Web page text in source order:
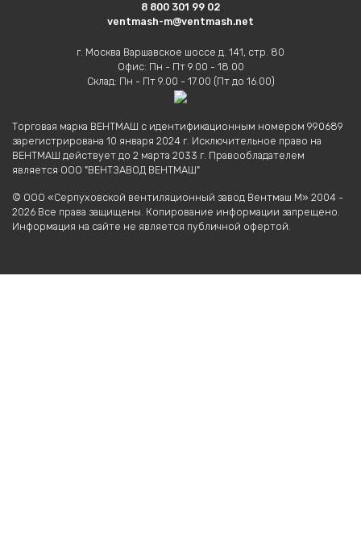
8 800 301 99 02
ventmash-m@ventmash.net
г. Москва Варшавское шоссе д. 141, стр. 80
Офис: Пн - Пт 9.00 - 18.00
Склад: Пн - Пт 9.00 - 17.00 (Пт до 16.00)
Торговая марка ВЕНТМАШ с идентификационным номером 990689
зарегистрирована 10 января 2024 г. Исключительное право на
ВЕНТМАШ действует до 2 марта 2033 г. Правообладателем
является ООО "ВЕНТЗАВОД ВЕНТМАШ"
© ООО «Серпуховской вентиляционный завод Вентмаш М» 2004 -
2026 Все права защищены. Копирование информации запрещено.
Информация на сайте не является публичной офертой.